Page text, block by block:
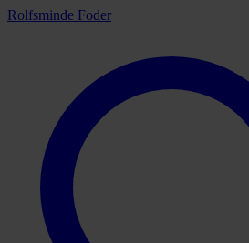
Rolfsminde Foder